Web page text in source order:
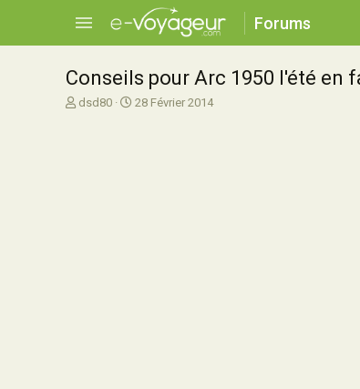
Forums
Conseils pour Arc 1950 l'été en
A
dsd80
D
28 Février 2014